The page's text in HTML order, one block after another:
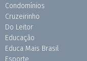
Condomínios
Cruzeirinho
Do Leitor
Educação
Educa Mais Brasil
Esporte